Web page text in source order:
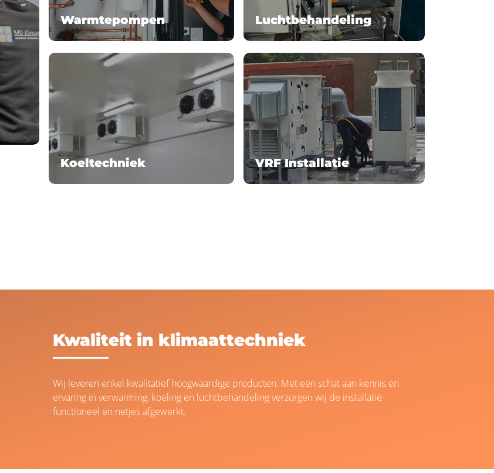
Warmtepompen
Koeltechniek
Luchtbehandeling
VRF Installatie
Kwaliteit in klimaattechniek
Wij leveren enkel kwalitatief hoogwaardige producten. Met een schat aan kennis en
ervaring in verwarming, koeling en luchtbehandeling verzorgen wij de installatie
functioneel en netjes afgewerkt.